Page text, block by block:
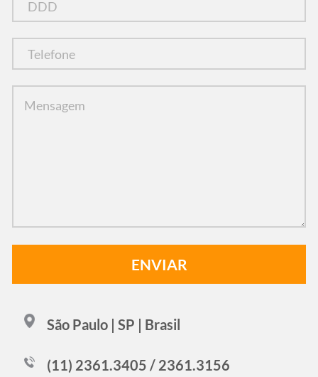
São Paulo | SP | Brasil
(11) 2361.3405 / 2361.3156